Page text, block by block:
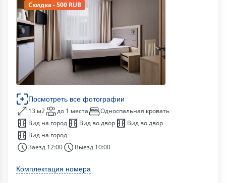
Скидка - 500 RUB
Посмотреть все фотографии
13 м2 до 1 места
Односпальная кровать
Вид на город
Вид во двор
Вид во двор
Вид на город
Заезд 12:00
Выезд 10:00
Комплектация номера